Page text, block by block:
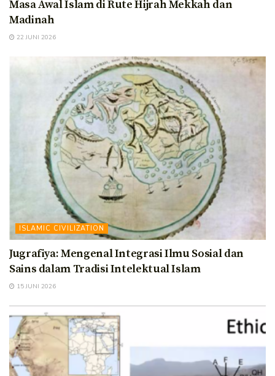
Masa Awal Islam di Rute Hijrah Mekkah dan
Madinah
22 JUNI 2026
ISLAMIC CIVILIZATION
Jugrafiya: Mengenal Integrasi Ilmu Sosial dan
Sains dalam Tradisi Intelektual Islam
15 JUNI 2026